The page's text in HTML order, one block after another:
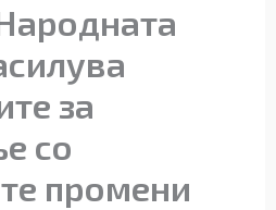
за
со
промени